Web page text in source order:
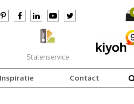
Stalenservice
Inspiratie Contact